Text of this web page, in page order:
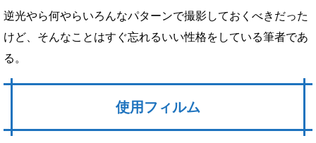
逆光やら何やらいろんなパターンで撮影しておくべきだった
けど、そんなことはすぐ忘れるいい性格をしている筆者であ
る。
使用フィルム